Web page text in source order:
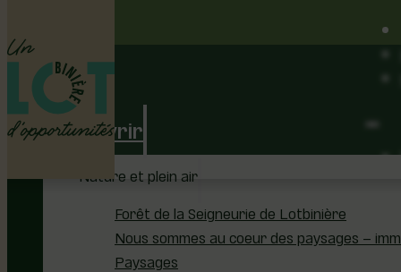
Découvrir
Nature et plein air
Forêt de la Seigneurie de Lotbinière
Nous sommes au coeur des paysages –
Paysages